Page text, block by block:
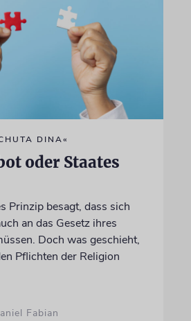
DINA«
oder Staates
Prinzip besagt, dass sich
an das Gesetz ihres
Doch was geschieht,
Pflichten der Religion
Fabian